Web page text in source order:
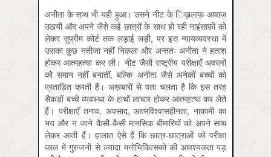
अनीता के साथ भी यही हुआ। उसने नीट के ि‍ख़लाफ़ आवाज़
उठायी और अपने जैसे कई छात्रों के साथ हो रही नाइंसाफ़ी को
लेकर सुप्रीम कोर्ट तक लड़ाई लड़ी, पर इस न्यायव्यवस्था में
उसका कुछ नतीजा नहीं निकला और अन्ततः अनीता ने हताश
होकर आत्महत्या कर ली। नीट जैसी राष्ट्रीय परीक्षाएँ अवसरों
को समान नहीं बनातीं, बल्कि अनीता जैसे अनेकों बच्चों को
प्रताड़ित करती हैं। अख़बारों से पता चलता है कि इस तरह
सैकड़ों बच्चे व्यवस्था के हाथों लाचार होकर आत्महत्या कर लेते
हैं। परीक्षाएँ तनाव, अवसाद, आत्मविश्वासहीनता, नाकामी का
भय और न जाने कैसी-कैसी मानसिक बीमारियों को अपने साथ
लेकर आती हैं। हालात ऐसे हैं कि छात्र-छात्राओं को परीक्षा
काल में गुरुजनों से ज़्यादा मनोचिकित्सकों की आवश्यकता पड़